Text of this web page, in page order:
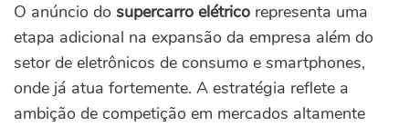
O anúncio do supercarro elétrico representa uma
etapa adicional na expansão da empresa além do
setor de eletrônicos de consumo e smartphones,
onde já atua fortemente. A estratégia reflete a
ambição de competição em mercados altamente